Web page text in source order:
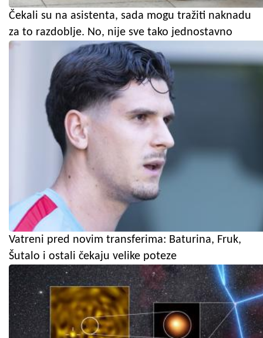
Čekali su na asistenta, sada mogu tražiti naknadu
za to razdoblje. No, nije sve tako jednostavno
Vatreni pred novim transferima: Baturina, Fruk,
Šutalo i ostali čekaju velike poteze